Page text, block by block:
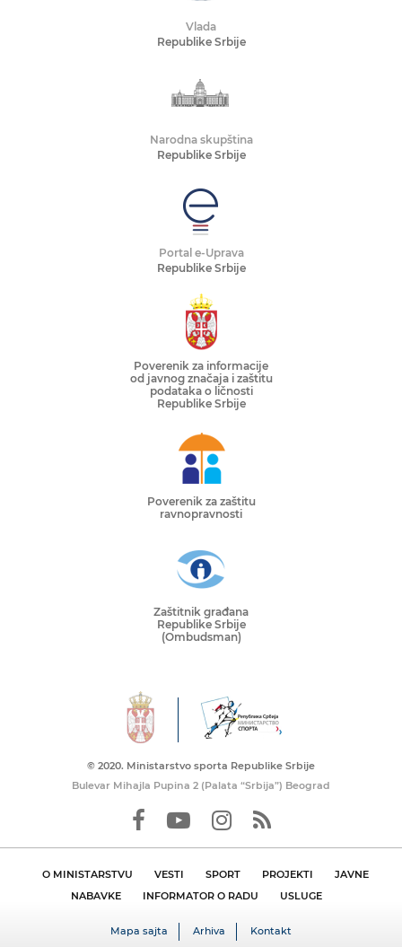
Vlada
Republike Srbije
Narodna skupština
Republike Srbije
Portal e-Uprava
Republike Srbije
Poverenik za informacije
od javnog značaja i zaštitu
podataka o ličnosti
Republike Srbije
Poverenik za zaštitu
ravnopravnosti
Zaštitnik građana
Republike Srbije
(Ombudsman)
© 2020. Ministarstvo sporta Republike Srbije
Bulevar Mihajla Pupina 2 (Palata “Srbija”) Beograd
O MINISTARSTVU VESTI SPORT PROJEKTI
JAVNE
NABAVKE
INFORMATOR O RADU USLUGE
Mapa sajta Arhiva Kontakt